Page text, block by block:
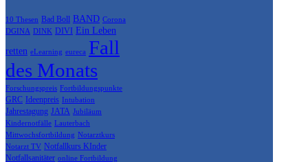
10 Thesen Bad Boll BAND Corona
DGINA DINK DIVI
Ein Leben
retten eLearning eureca Fall
des Monats
Forschungspreis Fortbildungspunkte
GRC Ideenpreis Intubation
Jahrestagung JATA Jubiläum
Kindernotfälle Lauterbach
Mittwochsfortbildung Notarztkurs
Notarzt TV Notfallkurs KInder
Notfallsanitäter online Fortbildung